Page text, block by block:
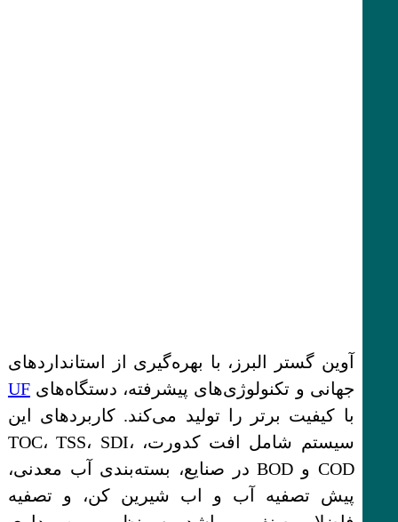
آوین گستر البرز، با بهره‌گیری از استانداردهای
جهانی و تکنولوژی‌های پیشرفته، دستگاه‌هایUF
با کیفیت برتر را تولید می‌کند. کاربردهای این
سیستم شامل افت کدورت، TOC، TSS، SDI،
COD و BOD در صنایع، بسته‌بندی آب معدنی،
پیش تصفیه آب و اب شیرین کن، و تصفیه